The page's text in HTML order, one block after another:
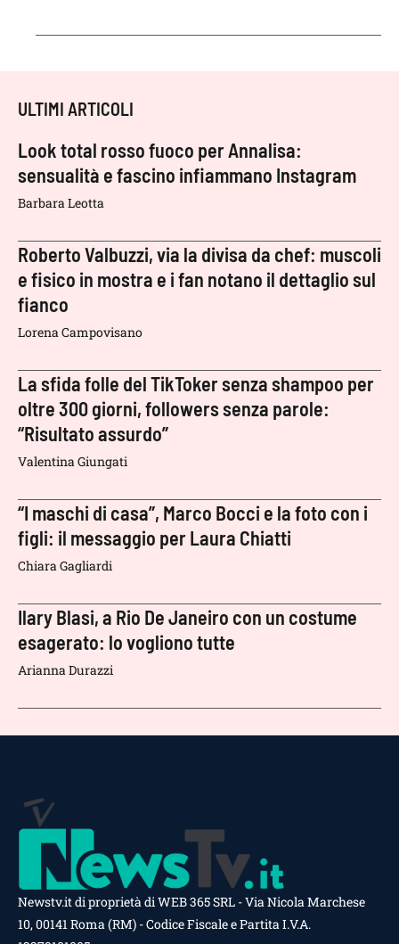
ULTIMI ARTICOLI
Look total rosso fuoco per Annalisa:
sensualità e fascino infiammano Instagram
Barbara Leotta
Roberto Valbuzzi, via la divisa da chef: muscoli
e fisico in mostra e i fan notano il dettaglio sul
fianco
Lorena Campovisano
La sfida folle del TikToker senza shampoo per
oltre 300 giorni, followers senza parole:
“Risultato assurdo”
Valentina Giungati
“I maschi di casa”, Marco Bocci e la foto con i
figli: il messaggio per Laura Chiatti
Chiara Gagliardi
Ilary Blasi, a Rio De Janeiro con un costume
esagerato: lo vogliono tutte
Arianna Durazzi
Newstv.it di proprietà di WEB 365 SRL - Via Nicola Marchese
10, 00141 Roma (RM) - Codice Fiscale e Partita I.V.A.